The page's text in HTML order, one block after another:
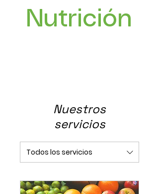
Nutrición
Nuestros
servicios
Todos los servicios